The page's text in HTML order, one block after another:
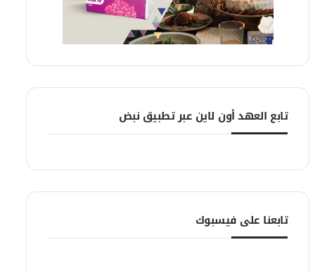
تابع العهد أون لاين عبر تطبيق نبض
تابعنا على فيسبوك